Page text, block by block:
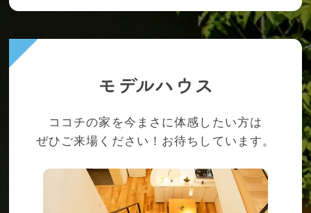
ココチの家を今まさに体感したい方は
ぜひご来場ください！お待ちしています。